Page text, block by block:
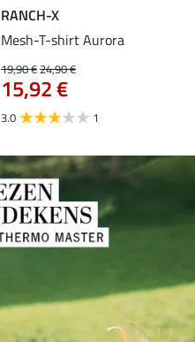
RANCH-X
Mesh-T-shirt Aurora
19,90 €24,90 €
15,92 €
3.0 1